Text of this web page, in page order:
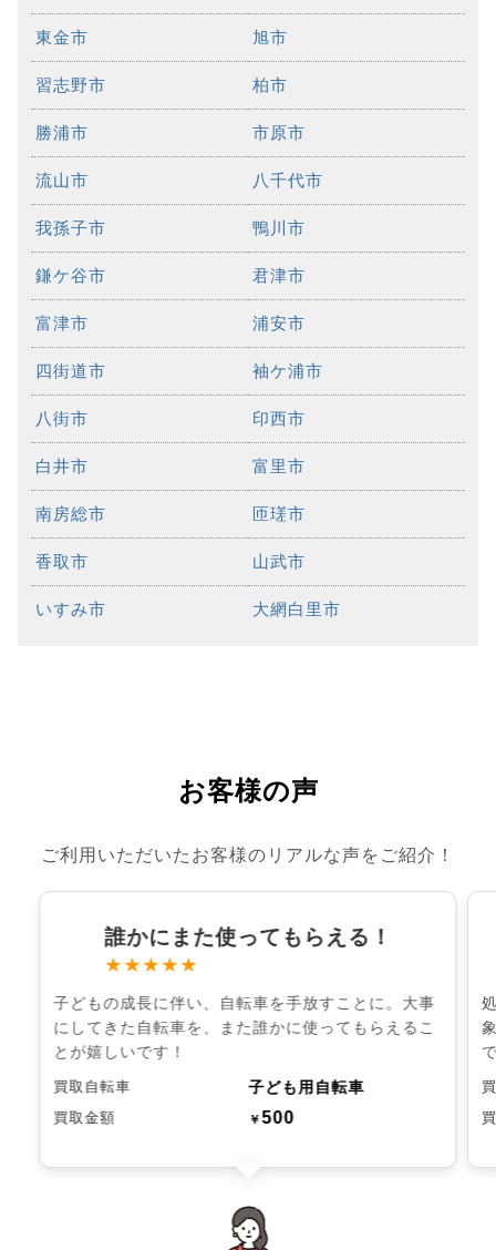
東金市 旭市
習志野市 柏市
勝浦市 市原市
流山市 八千代市
我孫子市 鴨川市
鎌ケ谷市 君津市
富津市 浦安市
四街道市 袖ケ浦市
八街市 印西市
白井市 富里市
南房総市 匝瑳市
香取市 山武市
いすみ市 大網白里市
お客様の声
ご利用いただいたお客様のリアルな声をご紹介！
誰かにまた使ってもらえる！
★★★★★
子どもの成長に伴い、自転車を手放すことに。大事
にしてきた自転車を、また誰かに使ってもらえるこ
とが嬉しいです！
買取自転車 子ども用自転車
買取金額 ￥500
chevron_left chevron_right